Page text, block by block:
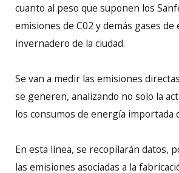
cuanto al peso que suponen los
emisiones de C02 y demás gases de
invernadero de la ciudad.
Se van a medir las emisiones
se generen, analizando no solo la
los consumos de energía importada
En esta línea, se recopilarán datos,
las emisiones asociadas a la